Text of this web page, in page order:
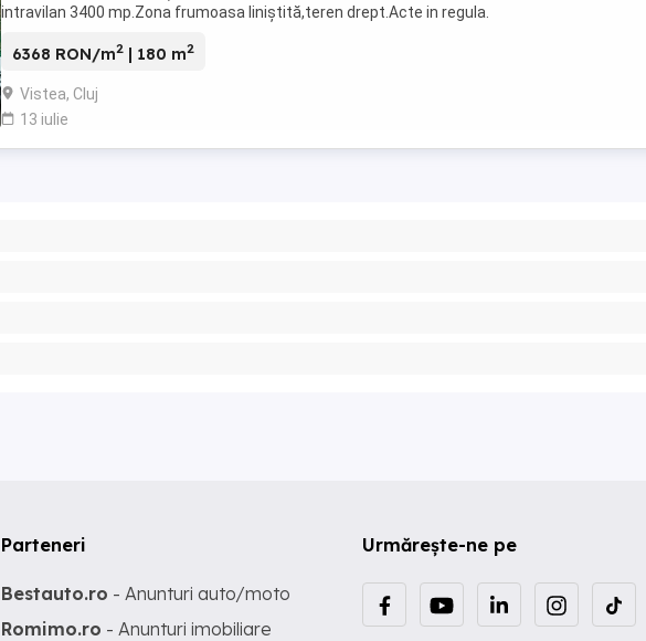
intravilan 3400 mp.Zona frumoasa liniștită,teren drept.Acte in regula.
6368 RON/m2 | 180 m2
Vistea, Cluj
13 iulie
Urmărește-ne pe
Parteneri
Bestauto.ro - Anunturi auto/moto
Romimo.ro - Anunturi imobiliare